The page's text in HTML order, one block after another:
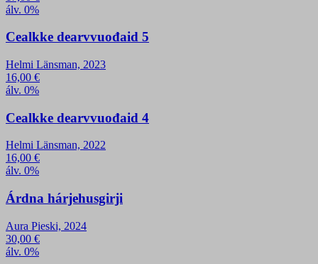
álv. 0%
Cealkke dearvvuođaid 5
Helmi Länsman, 2023
16,00 €
álv. 0%
Cealkke dearvvuođaid 4
Helmi Länsman, 2022
16,00 €
álv. 0%
Árdna hárjehusgirji
Aura Pieski, 2024
30,00 €
álv. 0%